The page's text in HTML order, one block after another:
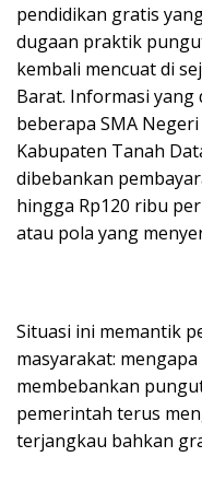
pendidikan gratis
dugaan praktik
kembali mencuat di
Barat. Informasi
beberapa SMA
Kabupaten Tanah
dibebankan
hingga Rp120 ribu
atau pola yang
Situasi ini memantik
masyarakat:
membebankan
pemerintah terus
terjangkau bahkan